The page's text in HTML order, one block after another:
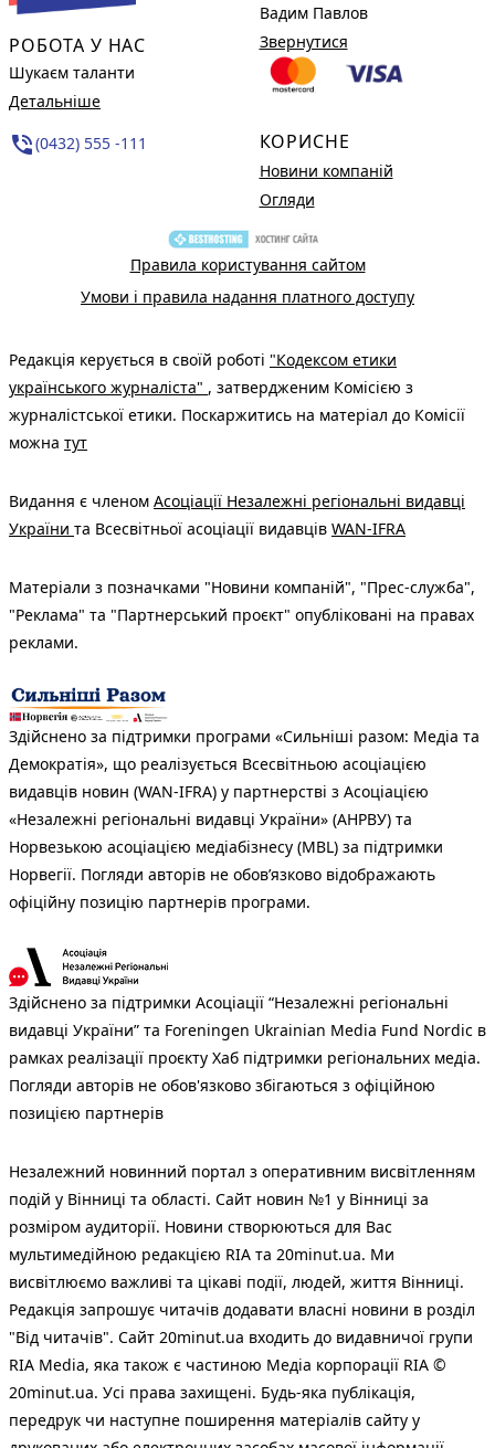
РОБОТА У НАС
Шукаєм таланти
Детальніше
phone_in_talk(0432) 555 -111
Вадим Павлов
Звернутися
КОРИСНЕ
Новини компаній
Огляди
Правила користування сайтом
Умови і правила надання платного доступу
Редакція керується в своїй роботі "Кодексом етики
українського журналіста" , затвердженим Комісією з
журналістської етики. Поскаржитись на матеріал до Комісії
можна тут
Видання є членом Асоціації Незалежні регіональні видавці
України та Всесвітньої асоціації видавців WAN-IFRA
Матеріали з позначками "Новини компаній", "Прес-служба",
"Реклама" та "Партнерський проєкт" опубліковані на правах
реклами.
Здійснено за підтримки програми «Сильніші разом: Медіа та
Демократія», що реалізується Всесвітньою асоціацією
видавців новин (WAN-IFRA) у партнерстві з Асоціацією
«Незалежні регіональні видавці України» (АНРВУ) та
Норвезькою асоціацією медіабізнесу (MBL) за підтримки
Норвегії. Погляди авторів не обов’язково відображають
офіційну позицію партнерів програми.
Здійснено за підтримки Асоціації “Незалежні регіональні
видавці України” та Foreningen Ukrainian Media Fund Nordic в
рамках реалізації проєкту Хаб підтримки регіональних медіа.
Погляди авторів не обов'язково збігаються з офіційною
позицією партнерів
Незалежний новинний портал з оперативним висвітленням
подій у Вінниці та області. Сайт новин №1 у Вінниці за
розміром аудиторії. Новини створюються для Вас
мультимедійною редакцією RIA та 20minut.ua. Ми
висвітлюємо важливі та цікаві події, людей, життя Вінниці.
Редакція запрошує читачів додавати власні новини в розділ
"Від читачів". Сайт 20minut.ua входить до видавничої групи
RIA Media, яка також є частиною Медіа корпорації RIA ©
20minut.ua. Усі права захищені. Будь-яка публiкацiя,
передрук чи наступне поширення матеріалів сайту у